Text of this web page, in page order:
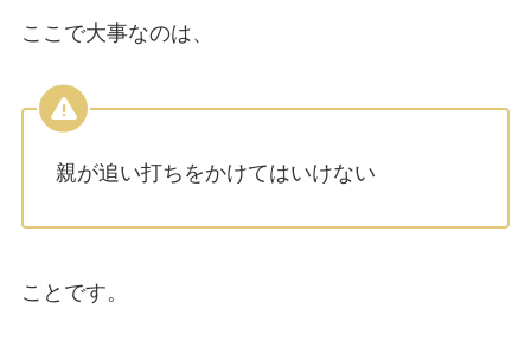
ここで大事なのは、
親が追い打ちをかけてはいけない
ことです。